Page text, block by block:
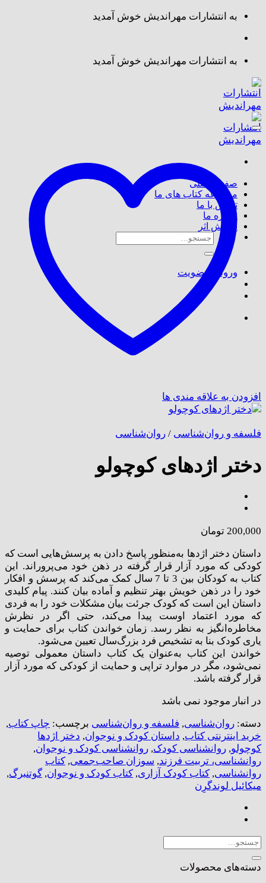
Skip
content
به انتشارات مهراندیش خوش آمدید
به انتشارات مهراندیش خوش آمدید
صفحه اصلی
مجموعه کتاب های ما
تماس با ما
درباره ما
پذیرش اثر
جستجو
برای:
ورود / عضویت
افزودن به علاقه مندی ها
فلسفه و روان‌شناسی / روان‌شناسی
دختر اژدهای کوچولو
200,000 تومان
داستان دختر اژدها به‌منظور پاسخ دادن به پرسش‌هایی است که
کودکی که مورد آزار قرار گرفته در ذهن خود می‌پروراند. این
کتاب به کودکان بین 3 تا 7 سال کمک می‌کند که پرسش و افکار
خود را در ذهن خویش بهتر تنظیم و آماده بیان کنند. پیام کلیدی
داستان این است که کودک جرئت بیان مشکلات خود را به فردی
که مورد اعتماد اوست پیدا می‌کند، حتی اگر در نظرش
مخاطره‌انگیز به نظر رسد. زمان خواندن کتاب برای حمایت و
یاری کودک بنا به تشخیص فرد بزرگ‌سال تعیین می‌شود.
خواندن این کتاب به‌عنوان یک کتاب داستان معمولی توصیه
نمی‌شود، مگر در موارد تراپی و حمایت از کودکی که مورد آزار
قرار گرفته باشد.
در انبار موجود نمی باشد
دسته: روان‌شناسی, فلسفه و روان‌شناسی برچسب: چاپ کتاب,
خرید اینترنتی کتاب, داستان کودک و نوجوان, دختر اژدها
کوچولو, روانشناسی کودک, روانشناسی کودک و نوجوان,
روانشناسی، تربیت فرزند, سوزان صاحب‌جمعی, کتاب
روانشناسی, کتاب کودک آزاری, کتاب کودک و نوجوان, گوتنبرگ,
میکائیل لوندگرِن
جستجو
برای:
دسته‌های محصولات